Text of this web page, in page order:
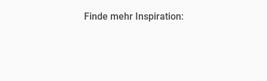
Finde mehr Inspiration: